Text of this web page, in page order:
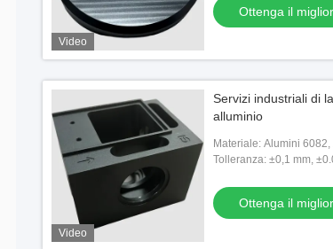
Video
Ottenga il
Video
Servizi industriali di
alluminio
Materiale: Alumini
Alumini 6063, Alumini
Tolleranza: ±0,1 mm,
Ottenga il